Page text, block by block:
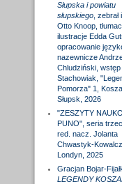
Słupska i powiatu
słupskiego, zebrał
Otto Knoop,
ilustracje Edda
opracowanie
nazewnicze
Chludziński, wstęp
Stachowiak,
Pomorza" 1,
Słupsk, 2026
"ZESZYTY
PUNO", seria
red. nacz. Jolanta
Chwastyk-
Londyn, 2025
Gracjan Bojar-
LEGENDY